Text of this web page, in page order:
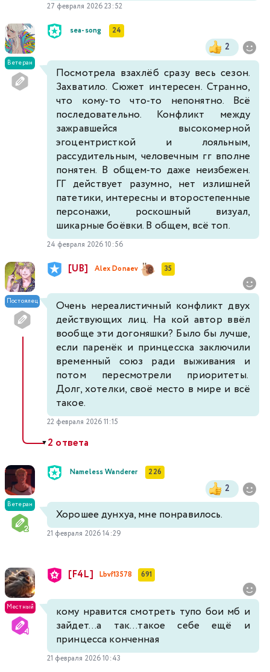
27 февраля 2026 23:52
Ветеран
sea-song 24
2
Посмотрела взахлёб сразу весь сезон.
Захватило. Сюжет интересен. Странно,
что кому-то что-то непонятно. Всё
последовательно. Конфликт между
зажравшейся высокомерной
эгоцентристкой и лояльным,
рассудительным, человечным гг вполне
понятен. В общем-то даже неизбежен.
ГГ действует разумно, нет излишней
патетики, интересны и второстепенные
персонажи, роскошный визуал,
шикарные боёвки. В общем, всё топ.
24 февраля 2026 10:56
Постоялец
[UB] Alex Donaev 35
Очень нереалистичный конфликт двух
действующих лиц. На кой автор ввёл
вообще эти догоняшки? Было бы лучше,
если паренёк и принцесска заключили
временный союз ради выживания и
потом пересмотрели приоритеты.
Долг, хотелки, своё место в мире и всё
такое.
22 февраля 2026 11:15
▼2 ответа
Ветеран
Nameless Wanderer 226
2
Хорошее дунхуа, мне понравилось.
21 февраля 2026 14:29
Местный
[F4L] Lbvf13578 691
кому нравится смотреть тупо бои мб и
зайдет...а так...такое себе ещё и
принцесса конченная
21 февраля 2026 10:43